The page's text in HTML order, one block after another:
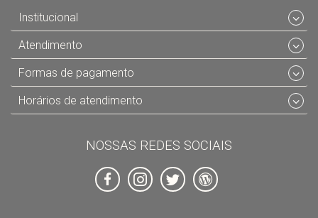
Institucional
Atendimento
Formas de pagamento
Horários de atendimento
NOSSAS REDES SOCIAIS